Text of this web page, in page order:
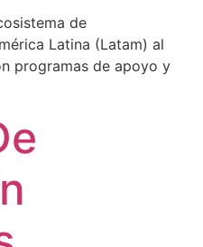
de
Latina (Latam) al
programas de apoyo y